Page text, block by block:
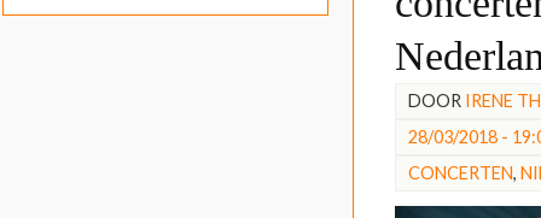
DOOR IRENE
28/03/2018 -
CONCERTEN,